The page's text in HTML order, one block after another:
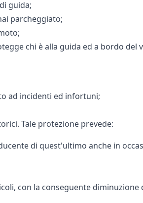
guida;
parcheggiato;
chi è alla guida ed a bordo del
ad incidenti ed infortuni;
Tale protezione prevede:
di quest'ultimo anche in
con la conseguente diminuzione